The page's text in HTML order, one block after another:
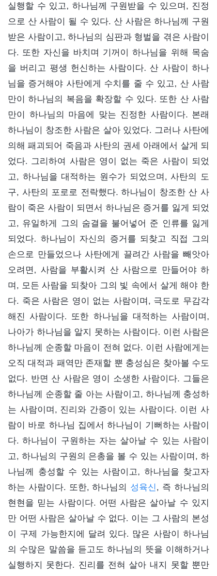
실행할 수 있고, 하나님께 구원받을 수 있으며, 진정
으로 산 사람이 될 수 있다. 산 사람은 하나님께 구원
받은 사람이고, 하나님의 심판과 형벌을 겪은 사람이
다. 또한 자신을 바치며 기꺼이 하나님을 위해 목숨
을 버리고 평생 헌신하는 사람이다. 산 사람이 하나
님을 증거해야 사탄에게 수치를 줄 수 있고, 산 사람
만이 하나님의 복음을 확장할 수 있다. 또한 산 사람
만이 하나님의 마음에 맞는 진정한 사람이다. 본래
하나님이 창조한 사람은 살아 있었다. 그러나 사탄에
의해 패괴되어 죽음과 사탄의 권세 아래에서 살게 되
었다. 그리하여 사람은 영이 없는 죽은 사람이 되었
고, 하나님을 대적하는 원수가 되었으며, 사탄의 도
구, 사탄의 포로로 전락했다. 하나님이 창조한 산 사
람이 죽은 사람이 되면서 하나님은 증거를 잃게 되었
고, 유일하게 그의 숨결을 불어넣어 준 인류를 잃게
되었다. 하나님이 자신의 증거를 되찾고 직접 그의
손으로 만들었으나 사탄에게 끌려간 사람을 빼앗아
오려면, 사람을 부활시켜 산 사람으로 만들어야 하
며, 모든 사람을 되찾아 그의 빛 속에서 살게 해야 한
다. 죽은 사람은 영이 없는 사람이며, 극도로 무감각
해진 사람이다. 또한 하나님을 대적하는 사람이며,
나아가 하나님을 알지 못하는 사람이다. 이런 사람은
하나님께 순종할 마음이 전혀 없다. 이런 사람에게는
오직 대적과 패역만 존재할 뿐 충성심은 찾아볼 수도
없다. 반면 산 사람은 영이 소생한 사람이다. 그들은
하나님께 순종할 줄 아는 사람이고, 하나님께 충성하
는 사람이며, 진리와 간증이 있는 사람이다. 이런 사
람이 바로 하나님 집에서 하나님이 기뻐하는 사람이
다. 하나님이 구원하는 자는 살아날 수 있는 사람이
고, 하나님의 구원의 은총을 볼 수 있는 사람이며, 하
나님께 충성할 수 있는 사람이고, 하나님을 찾고자
하는 사람이다. 또한, 하나님의 성육신 , 즉 하나님의
현현을 믿는 사람이다. 어떤 사람은 살아날 수 있지
만 어떤 사람은 살아날 수 없다. 이는 그 사람의 본성
이 구제 가능한지에 달려 있다. 많은 사람이 하나님
의 수많은 말씀을 듣고도 하나님의 뜻을 이해하거나
실행하지 못한다. 진리를 전혀 살아 내지 못할 뿐만